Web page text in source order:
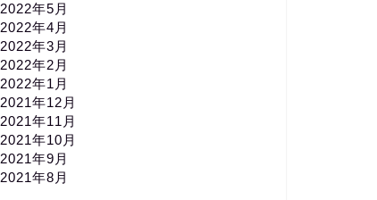
2022年5月
2022年4月
2022年3月
2022年2月
2022年1月
2021年12月
2021年11月
2021年10月
2021年9月
2021年8月